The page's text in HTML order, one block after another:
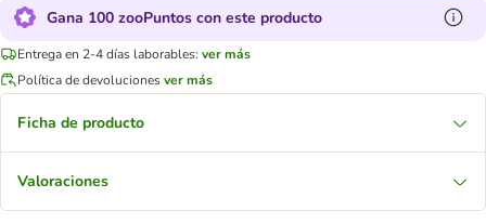
Gana 100 zooPuntos con este producto
Entrega en 2-4 días laborables: ver más
Política de devolucionesver más
Ficha de producto
Valoraciones